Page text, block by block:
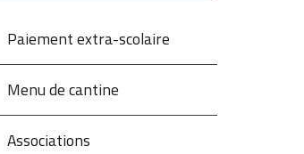
Paiement extra-scolaire
Menu de cantine
Associations